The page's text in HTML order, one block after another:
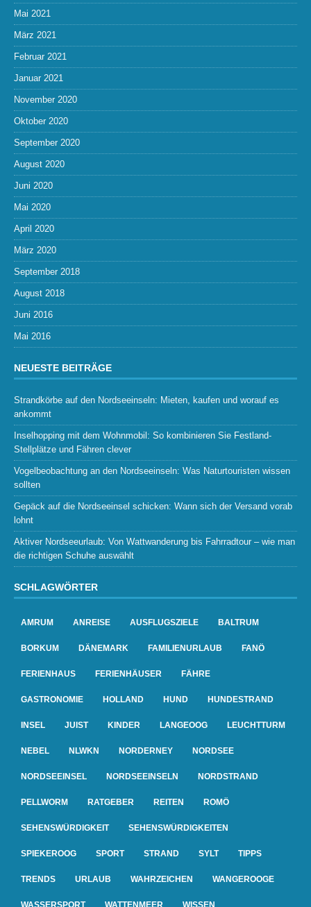
Mai 2021
März 2021
Februar 2021
Januar 2021
November 2020
Oktober 2020
September 2020
August 2020
Juni 2020
Mai 2020
April 2020
März 2020
September 2018
August 2018
Juni 2016
Mai 2016
NEUESTE BEITRÄGE
Strandkörbe auf den Nordseeinseln: Mieten, kaufen und worauf es
ankommt
Inselhopping mit dem Wohnmobil: So kombinieren Sie Festland-
Stellplätze und Fähren clever
Vogelbeobachtung an den Nordseeinseln: Was Naturtouristen wissen
sollten
Gepäck auf die Nordseeinsel schicken: Wann sich der Versand vorab
lohnt
Aktiver Nordseeurlaub: Von Wattwanderung bis Fahrradtour – wie man
die richtigen Schuhe auswählt
SCHLAGWÖRTER
AMRUM ANREISE AUSFLUGSZIELE BALTRUM
BORKUM DÄNEMARK FAMILIENURLAUB FANÖ
FERIENHAUS FERIENHÄUSER FÄHRE
GASTRONOMIE HOLLAND HUND HUNDESTRAND
INSEL JUIST KINDER LANGEOOG LEUCHTTURM
NEBEL NLWKN NORDERNEY NORDSEE
NORDSEEINSEL NORDSEEINSELN NORDSTRAND
PELLWORM RATGEBER REITEN ROMÖ
SEHENSWÜRDIGKEIT SEHENSWÜRDIGKEITEN
SPIEKEROOG SPORT STRAND SYLT TIPPS
TRENDS URLAUB WAHRZEICHEN WANGEROOGE
WASSERSPORT WATTENMEER WISSEN